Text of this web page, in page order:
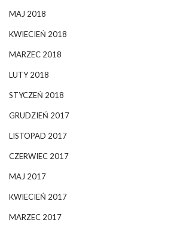
MAJ 2018
KWIECIEŃ 2018
MARZEC 2018
LUTY 2018
STYCZEŃ 2018
GRUDZIEŃ 2017
LISTOPAD 2017
CZERWIEC 2017
MAJ 2017
KWIECIEŃ 2017
MARZEC 2017